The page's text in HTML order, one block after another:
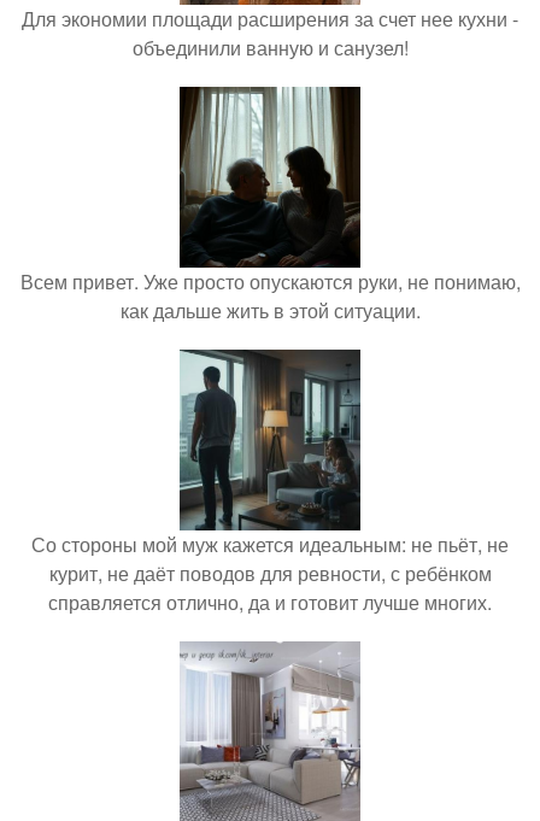
Для экономии площади расширения за счет нее кухни -
объединили ванную и санузел!
Всем привет. Уже просто опускаются руки, не понимаю,
как дальше жить в этой ситуации.
Со стороны мой муж кажется идеальным: не пьёт, не
курит, не даёт поводов для ревности, с ребёнком
справляется отлично, да и готовит лучше многих.